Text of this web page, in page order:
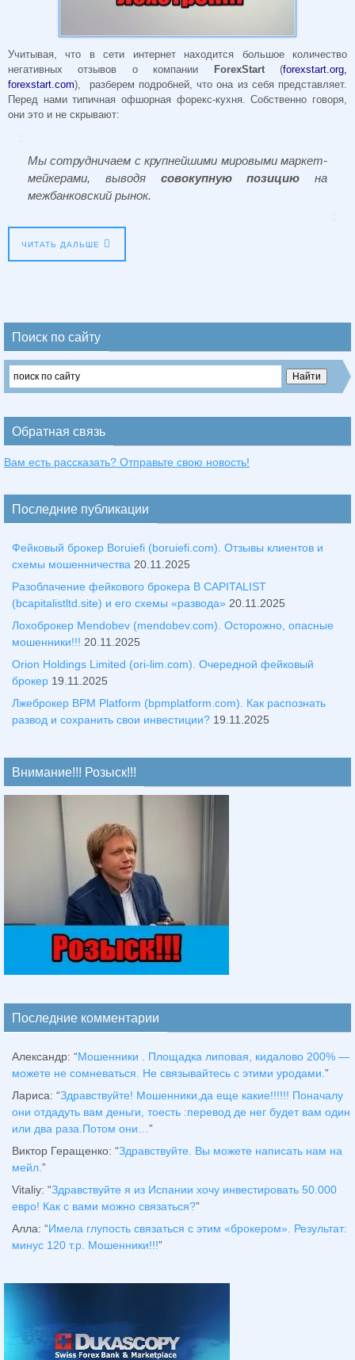
Учитывая, что в сети интернет находится большое количество
негативных отзывов о компании
ForexStart(forexstart.org,
forexstart.com), разберем подробней, что она из себя представляет.
Перед нами типичная офшорная форекс-кухня. Собственно говоря,
они это и не скрывают:
Мы сотрудничаем с крупнейшими мировыми маркет-
мейкерами, выводя совокупную позицию на
межбанковский рынок.
ЧИТАТЬ ДАЛЬШЕ
Поиск по сайту
Обратная связь
Вам есть рассказать? Отправьте свою новость!
Последние публикации
Фейковый брокер Boruiefi (boruiefi.com). Отзывы клиентов и
схемы мошенничества 20.11.2025
Разоблачение фейкового брокера B CAPITALIST
(bcapitalistltd.site) и его схемы «развода» 20.11.2025
Лохоброкер Mendobev (mendobev.com). Осторожно, опасные
мошенники!!! 20.11.2025
Orion Holdings Limited (ori-lim.com). Очередной фейковый
брокер 19.11.2025
Лжеброкер BPM Platform (bpmplatform.com). Как распознать
развод и сохранить свои инвестиции? 19.11.2025
Внимание!!! Розыск!!!
Последние комментарии
Александр: “Мошенники . Площадка липовая, кидалово 200% —
можете не сомневаться. Не связывайтесь с этими уродами.”
Лариса: “Здравствуйтe! Мошенники,да еще какие!!!!!! Поначалу
они отдадуть вам деньги, тоесть :перевод де нег будет вам один
или два раза.Потом они…”
Виктор Геращенко: “Здравствуйте. Вы можете написать нам на
мейл.”
Vitaliy: “Здравствуйте я из Испании хочу инвестировать 50.000
евро! Как с вами можно связаться?”
Алла: “Имела глупость связаться с этим «брокером». Результат:
минус 120 т.р. Мошенники!!!”